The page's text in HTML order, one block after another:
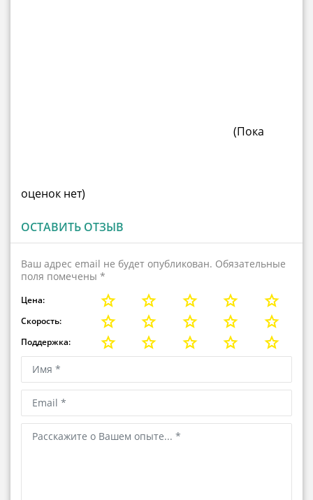
(Пока
оценок нет)
ОСТАВИТЬ ОТЗЫВ
Ваш адрес email не будет опубликован. Обязательные
поля помечены *
Цена:
Скорость:
Поддержка: